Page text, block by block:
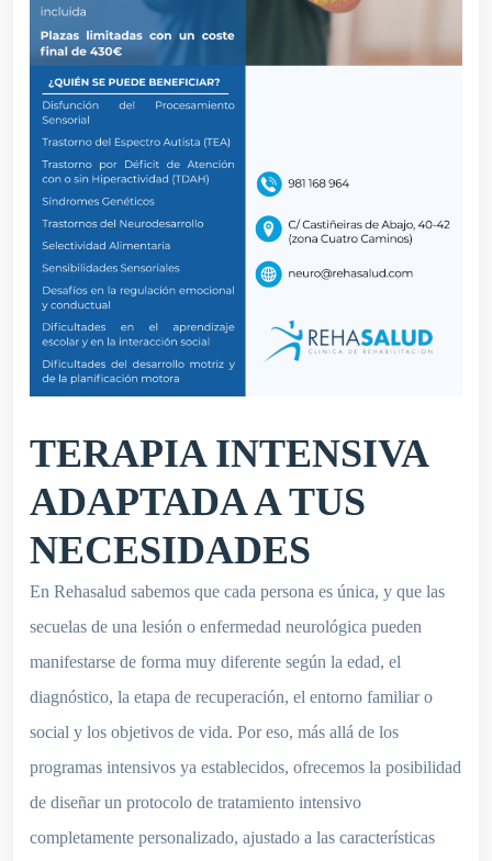
TERAPIA INTENSIVA
ADAPTADA A TUS
NECESIDADES
En Rehasalud sabemos que cada persona es única, y que las
secuelas de una lesión o enfermedad neurológica pueden
manifestarse de forma muy diferente según la edad, el
diagnóstico, la etapa de recuperación, el entorno familiar o
social y los objetivos de vida. Por eso, más allá de los
programas intensivos ya establecidos, ofrecemos la posibilidad
de diseñar un protocolo de tratamiento intensivo
completamente personalizado, ajustado a las características